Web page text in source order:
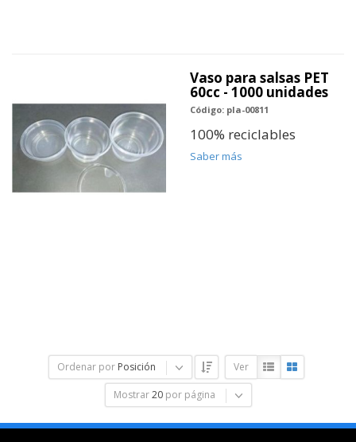
Vaso para salsas PET
60cc - 1000 unidades
Código: pla-00811
100% reciclables
Saber más
Ordenar por Posición Ver
Mostrar 20 por página